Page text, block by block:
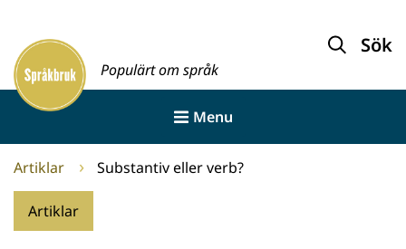
innehållet
Framsida
Populärt om språk
Sök
Menu
Artiklar Substantiv eller verb?
Artiklar